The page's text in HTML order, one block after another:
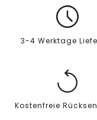
3-4 Werktage
Kostenfreie